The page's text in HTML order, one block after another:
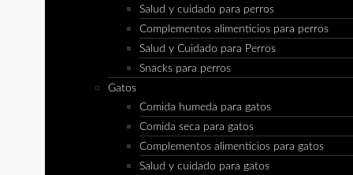
Salud y cuidado para perros
Complementos alimenticios para perros
Salud y Cuidado para Perros
Snacks para perros
Gatos
Comida humeda para gatos
Comida seca para gatos
Complementos alimenticios para gatos
Salud y cuidado para gatos